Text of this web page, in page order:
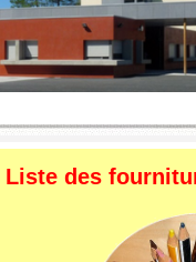
Liste des